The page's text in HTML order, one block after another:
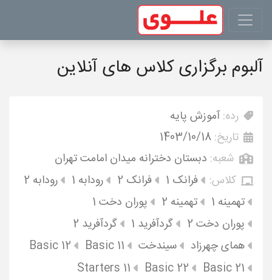
آلبوم برگزاری کلاس های آنلاین
رده: آموزش پایه
تاریخ: 1403/10/18
شعبه: دبستان دخترانه میدان امامت تهران
کلاس:
فرانک 1 فرانک 2 رودابه 1
رودابه 2
تهمینه 1
تهمینه 2
پوران دخت 1
پوران دخت 2
گردآفرید 1
گردآفرید 2
همای چهرزاد
سیندخت Basic 11
Basic 12
Basic 21
Basic 22
Starters 11